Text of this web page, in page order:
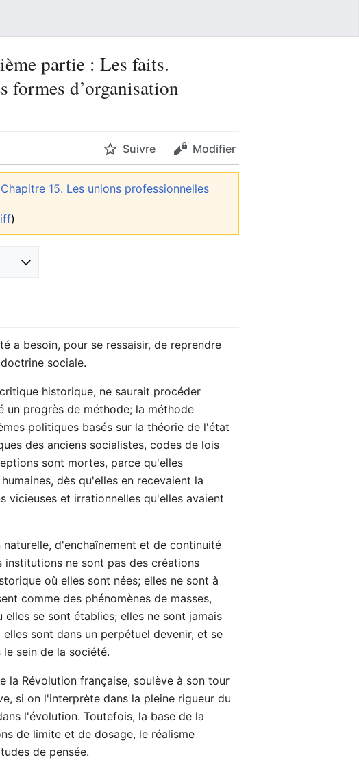
partie : Les faits.
d’organisation
Suivre Modifier
15. Les unions professionnelles
)
a besoin, pour se ressaisir, de reprendre
sociale.
historique, ne saurait procéder
un progrès de méthode; la méthode
politiques basés sur la théorie de l'état
des anciens socialistes, codes de lois
sont mortes, parce qu'elles
dès qu'elles en recevaient la
vicieuses et irrationnelles qu'elles avaient
d'enchaînement et de continuité
ne sont pas des créations
où elles sont nées; elles ne sont à
comme des phénomènes de masses,
se sont établies; elles ne sont jamais
sont dans un perpétuel devenir, et se
sein de la société.
la Révolution française, soulève à son tour
si on l'interprète dans la pleine rigueur du
l'évolution. Toutefois, la base de la
de limite et de dosage, le réalisme
de pensée.